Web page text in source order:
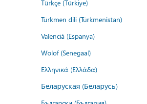
Türkçe (Türkiye)
Türkmen dili (Türkmenistan)
Valencià (Espanya)
Wolof (Senegaal)
Ελληνικά (Ελλάδα)
Беларуская (Беларусь)